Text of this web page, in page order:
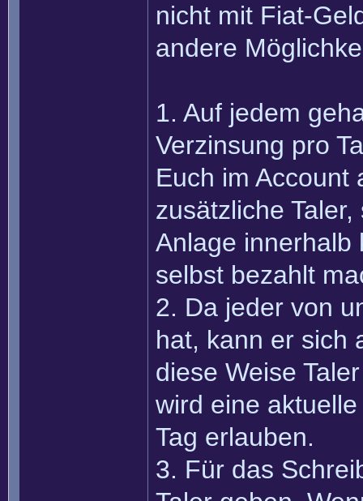
nicht mit Fiat-
andere
1. Auf jedem
Verzinsung pro
Euch im Account
zusätzliche
Anlage innerhalb
selbst bezahlt
2. Da jeder von
hat, kann er sich
diese Weise
wird eine
Tag erlauben.
3. Für das